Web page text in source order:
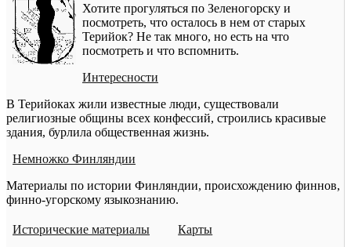
Хотите прогуляться по Зеленогорску и
посмотреть, что осталось в нем от старых
Терийок? Не так много, но есть на что
посмотреть и что вспомнить.
Интересности
В Терийоках жили известные люди, существовали
религиозные общины всех конфессий, строились красивые
здания, бурлила общественная жизнь.
Немножко Финляндии
Материалы по истории Финляндии, происхождению финнов,
финно-угорскому языкознанию.
Исторические материалы Карты